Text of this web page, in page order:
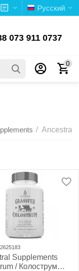
Русский
073 911 0737
0
/ Ancestral
Supplements
/ Колострум